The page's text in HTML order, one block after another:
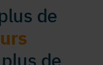
de
de